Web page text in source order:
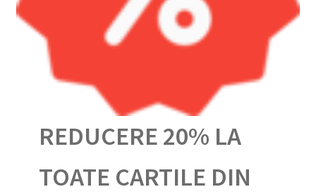
Urmărește-ți comanda
REDUCERE 20% LA
TOATE CARTILE DIN